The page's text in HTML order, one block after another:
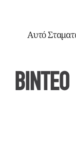
Αυτό
ΒΙΝΤΕΟ